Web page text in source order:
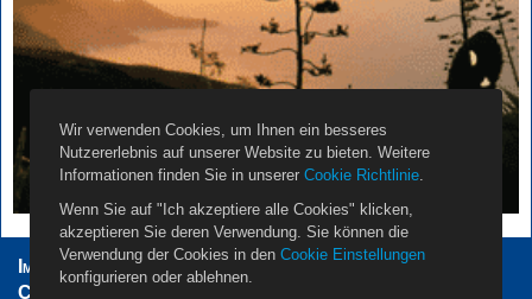
Impressum AGB
Datenschutzerklärung
Cookie Einstellungen
Wir verwenden Cookies, um Ihnen ein besseres
Nutzererlebnis auf unserer Website zu bieten. Weitere
Informationen finden Sie in unserer Cookie Richtlinie.
Wenn Sie auf "Ich akzeptiere alle Cookies" klicken,
akzeptieren Sie deren Verwendung. Sie können die
Verwendung der Cookies in den Cookie Einstellungen
konfigurieren oder ablehnen.